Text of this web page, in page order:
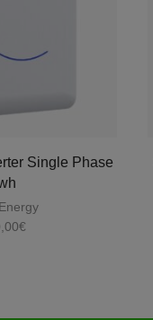
Single Phase
€